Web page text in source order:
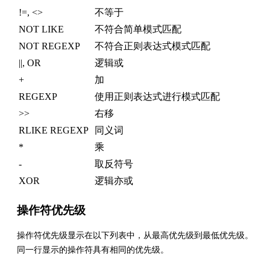
!=, <>
不等于
NOT LIKE
不符合简单模式匹配
NOT REGEXP
不符合正则表达式模式匹配
||, OR
逻辑或
+
加
REGEXP
使用正则表达式进行模式匹配
>>
右移
RLIKE REGEXP
同义词
*
乘
-
取反符号
XOR
逻辑亦或
操作符优先级
操作符优先级显示在以下列表中，从最高优先级到最低优先级。
同一行显示的操作符具有相同的优先级。